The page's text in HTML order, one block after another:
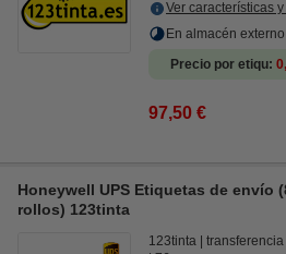
Ver características
En almacén externo
Precio por etiqu
97,50 €
Honeywell UPS Etiquetas de envío
rollos) 123tinta
123tinta